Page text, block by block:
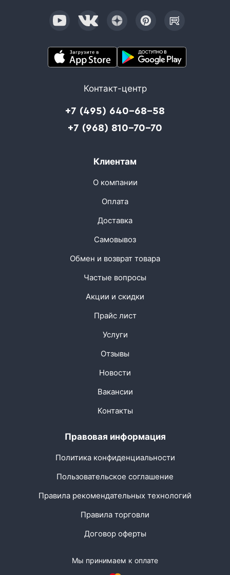
Контакт-центр
+7 (495) 640-68-58
+7 (968) 810-70-70
Клиентам
О компании
Оплата
Доставка
Самовывоз
Обмен и возврат товара
Частые вопросы
Акции и скидки
Прайс лист
Услуги
Отзывы
Новости
Вакансии
Контакты
Правовая информация
Политика конфиденциальности
Пользовательское соглашение
Правила рекомендательных технологий
Правила торговли
Договор оферты
Мы принимаем к оплате